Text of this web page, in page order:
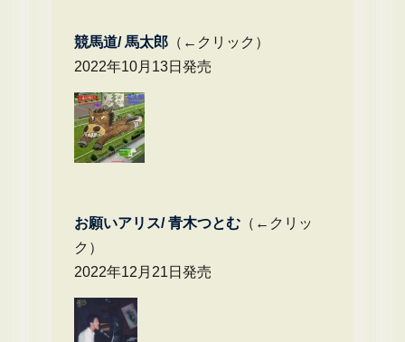
競馬道/ 馬太郎（←クリック）
2022年10月13日発売
お願いアリス/ 青木つとむ（←クリッ
ク）
2022年12月21日発売